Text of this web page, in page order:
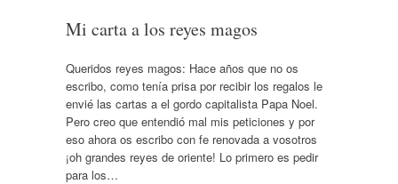
Mi carta a los reyes magos
Queridos reyes magos: Hace años que no os
escribo, como tenía prisa por recibir los regalos le
envié las cartas a el gordo capitalista Papa Noel.
Pero creo que entendió mal mis peticiones y por
eso ahora os escribo con fe renovada a vosotros
¡oh grandes reyes de oriente! Lo primero es pedir
para los…